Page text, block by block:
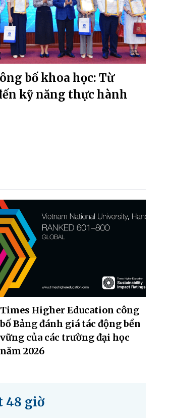
bố khoa học: Từ
kỹ năng thực hành
Times Higher Education công
bố Bảng đánh giá tác động bền
vững của các trường đại học
năm 2026
48 giờ